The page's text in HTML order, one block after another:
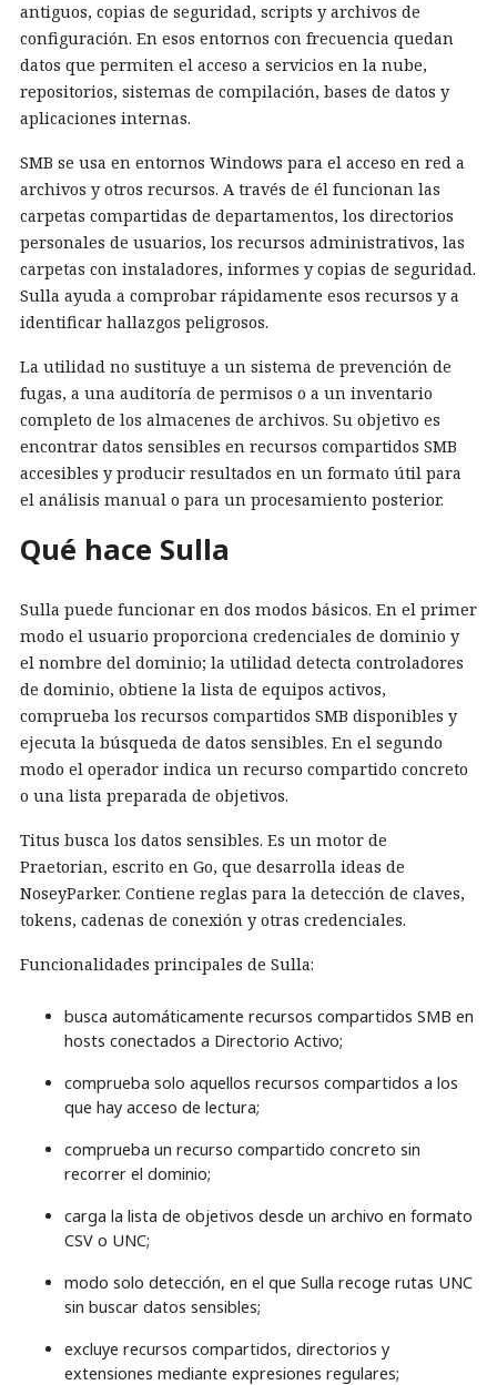
antiguos, copias de seguridad, scripts y archivos de
configuración. En esos entornos con frecuencia quedan
datos que permiten el acceso a servicios en la nube,
repositorios, sistemas de compilación, bases de datos y
aplicaciones internas.
SMB se usa en entornos Windows para el acceso en red a
archivos y otros recursos. A través de él funcionan las
carpetas compartidas de departamentos, los directorios
personales de usuarios, los recursos administrativos, las
carpetas con instaladores, informes y copias de seguridad.
Sulla ayuda a comprobar rápidamente esos recursos y a
identificar hallazgos peligrosos.
La utilidad no sustituye a un sistema de prevención de
fugas, a una auditoría de permisos o a un inventario
completo de los almacenes de archivos. Su objetivo es
encontrar datos sensibles en recursos compartidos SMB
accesibles y producir resultados en un formato útil para
el análisis manual o para un procesamiento posterior.
Qué hace Sulla
Sulla puede funcionar en dos modos básicos. En el primer
modo el usuario proporciona credenciales de dominio y
el nombre del dominio; la utilidad detecta controladores
de dominio, obtiene la lista de equipos activos,
comprueba los recursos compartidos SMB disponibles y
ejecuta la búsqueda de datos sensibles. En el segundo
modo el operador indica un recurso compartido concreto
o una lista preparada de objetivos.
Titus busca los datos sensibles. Es un motor de
Praetorian, escrito en Go, que desarrolla ideas de
NoseyParker. Contiene reglas para la detección de claves,
tokens, cadenas de conexión y otras credenciales.
Funcionalidades principales de Sulla:
busca automáticamente recursos compartidos SMB en
hosts conectados a Directorio Activo;
comprueba solo aquellos recursos compartidos a los
que hay acceso de lectura;
comprueba un recurso compartido concreto sin
recorrer el dominio;
carga la lista de objetivos desde un archivo en formato
CSV o UNC;
modo solo detección, en el que Sulla recoge rutas UNC
sin buscar datos sensibles;
excluye recursos compartidos, directorios y
extensiones mediante expresiones regulares;